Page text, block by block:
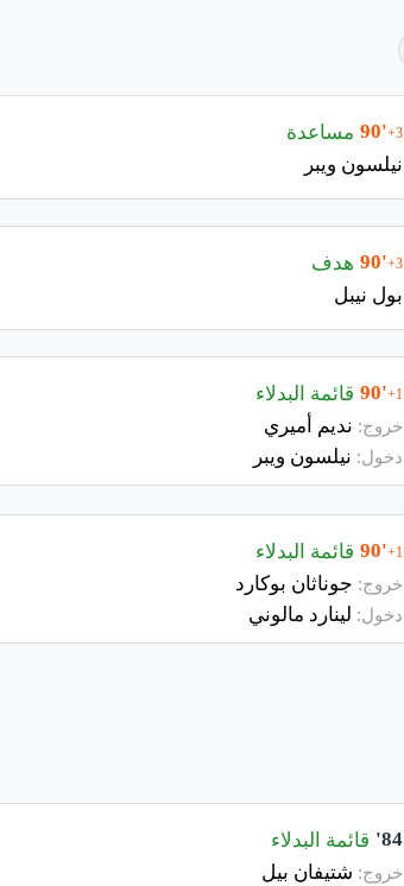
90'+3
مساعدة
نيلسون ويبر
90'+3
هدف
بول نيبل
90'+1 قائمة البدلاء
خروج: نديم أميري
دخول: نيلسون ويبر
90'+1 قائمة البدلاء
خروج: جوناثان بوكارد
دخول: لينارد مالوني
84' قائمة البدلاء
خروج: شتيفان بيل